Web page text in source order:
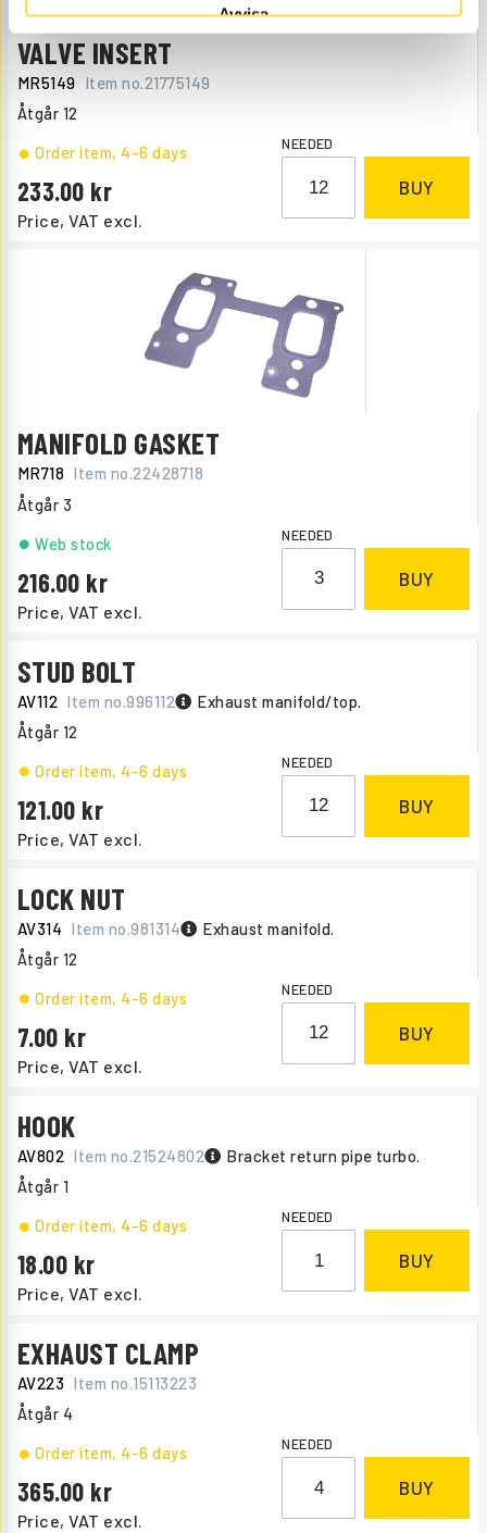
Avvisa
VALVE INSERT
MR5149 Item no.21775149
Åtgår 12
Price, VAT excl.
233.00
Order item, 4-6 days NEEDED
BUY
MANIFOLD GASKET
MR718 Item no.22428718
Åtgår 3
Price, VAT excl.
216.00
Web stock NEEDED
BUY
STUD BOLT
AV112 Item no.996112 Exhaust manifold/top.
Åtgår 12
Price, VAT excl.
121.00
Order item, 4-6 days NEEDED
BUY
LOCK NUT
AV314 Item no.981314 Exhaust manifold.
Åtgår 12
Price, VAT excl.
7.00
Order item, 4-6 days NEEDED
BUY
HOOK
AV802 Item no.21524802 Bracket return pipe turbo.
Åtgår 1
Price, VAT excl.
18.00
Order item, 4-6 days NEEDED
BUY
EXHAUST CLAMP
AV223 Item no.15113223
Åtgår 4
Price, VAT excl.
365.00
Order item, 4-6 days NEEDED
BUY